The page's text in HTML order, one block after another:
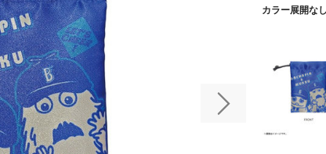
次の画像
カラー展開なし